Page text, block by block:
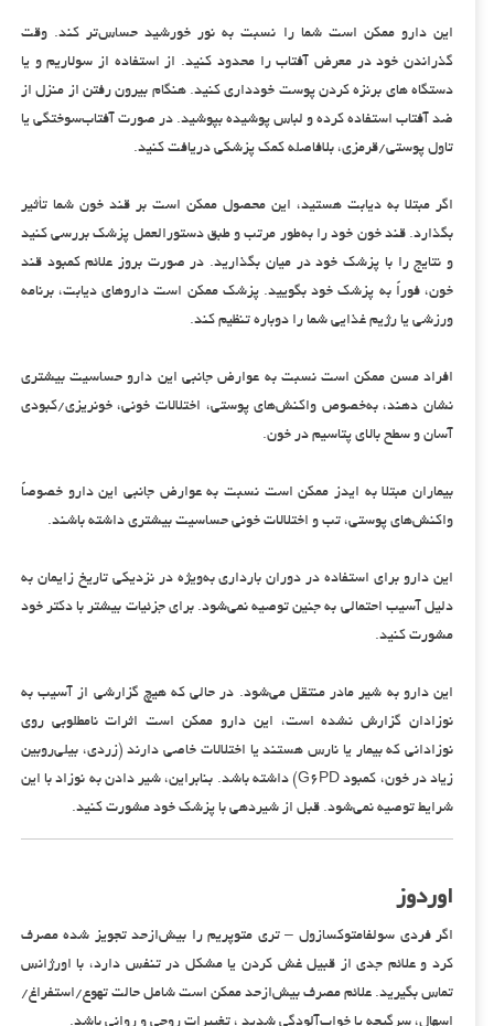
این دارو ممکن است شما را نسبت به نور خورشید حساس‌تر کند. وقت
گذراندن خود در معرض آفتاب را محدود کنید. از استفاده از سولاریم و یا
دستگاه های برنزه کردن پوست خودداری کنید. هنگام بیرون رفتن از منزل از
ضد آفتاب استفاده کرده و لباس پوشیده بپوشید. در صورت آفتاب‌سوختگی یا
تاول پوستی/قرمزی، بلافاصله کمک پزشکی دریافت کنید.
اگر مبتلا به دیابت هستید، این محصول ممکن است بر قند خون شما تأثیر
بگذارد. قند خون خود را به‌طور مرتب و طبق دستورالعمل پزشک بررسی کنید
و نتایج را با پزشک خود در میان بگذارید. در صورت بروز علائم کمبود قند
خون، فوراً به پزشک خود بگویید. پزشک ممکن است داروهای دیابت، برنامه
ورزشی یا رژیم غذایی شما را دوباره تنظیم کند.
افراد مسن ممکن است نسبت به عوارض جانبی این دارو حساسیت بیشتری
نشان دهند، به‌خصوص واکنش‌های پوستی، اختلالات خونی، خونریزی/کبودی
آسان و سطح بالای پتاسیم در خون.
بیماران مبتلا به ایدز ممکن است نسبت به عوارض جانبی این دارو خصوصاً
واکنش‌های پوستی، تب و اختلالات خونی حساسیت بیشتری داشته باشند.
این دارو برای استفاده در دوران بارداری به‌ویژه در نزدیکی تاریخ زایمان به
دلیل آسیب احتمالی به جنین توصیه نمی‌شود. برای جزئیات بیشتر با دکتر خود
مشورت کنید.
این دارو به شیر مادر منتقل می‌شود. در حالی که هیچ گزارشی از آسیب به
نوزادان گزارش نشده است، این دارو ممکن است اثرات نامطلوبی روی
نوزادانی که بیمار یا نارس هستند یا اختلالات خاصی دارند (زردی، بیلی‌روبین
زیاد در خون، کمبود G6PD) داشته باشد. بنابراین، شیر دادن به نوزاد با این
شرایط توصیه نمی‌شود. قبل از شیردهی با پزشک خود مشورت کنید.
اوردوز
اگر فردی سولفامتوکسازول – تری متوپریم را بیش‌ازحد تجویز شده مصرف
کرد و علائم جدی از قبیل غش کردن یا مشکل در تنفس دارد، با اورژانس
تماس بگیرید. علائم مصرف بیش‌ازحد ممکن است شامل حالت تهوع/استفراغ/
اسهال، سرگیجه یا خواب‌آلودگی شدید ، تغییرات روحی و روانی باشد.